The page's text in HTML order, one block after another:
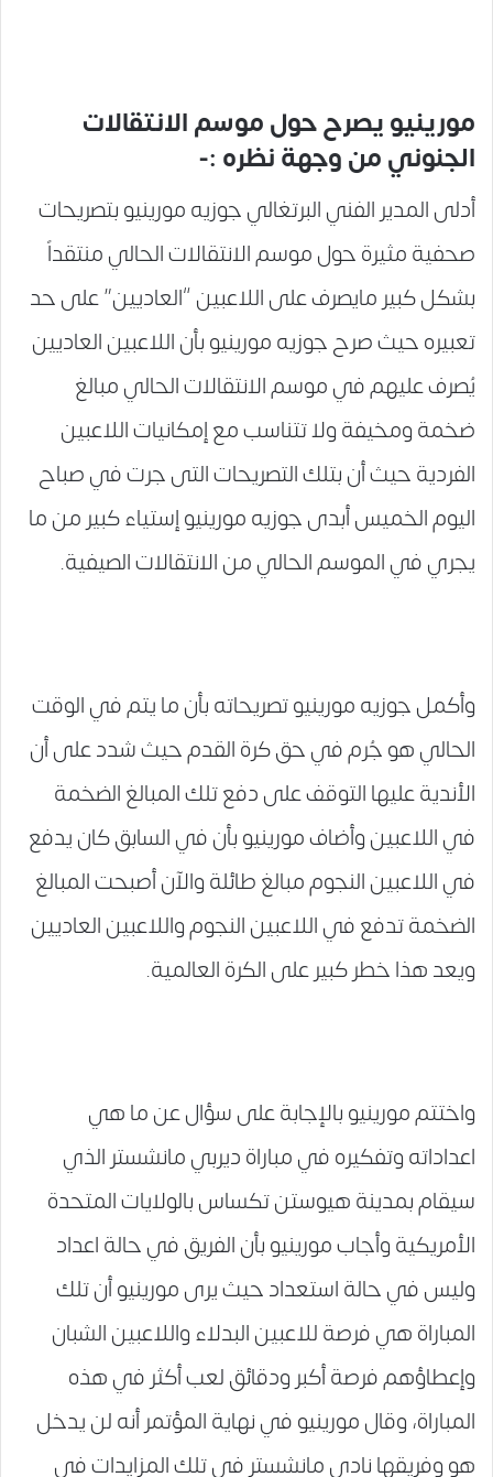
مورينيو يصرح حول موسم الانتقالات
الجنوني من وجهة نظره :-
أدلى المدير الفني البرتغالي جوزيه مورينيو بتصريحات
صحفية مثيرة حول موسم الانتقالات الحالي منتقداً
بشكل كبير مايصرف على اللاعبين “العاديين” على حد
تعبيره حيث صرح جوزيه مورينيو بأن اللاعبين العاديين
يُصرف عليهم في موسم الانتقالات الحالي مبالغ
ضخمة ومخيفة ولا تتناسب مع إمكانيات اللاعبين
الفردية حيث أن بتلك التصريحات التى جرت في صباح
اليوم الخميس أبدى جوزيه مورينيو إستياء كبير من ما
يجري في الموسم الحالي من الانتقالات الصيفية.
وأكمل جوزيه مورينيو تصريحاته بأن ما يتم في الوقت
الحالي هو جُرم في حق كرة القدم حيث شدد على أن
الأندية عليها التوقف على دفع تلك المبالغ الضخمة
في اللاعبين وأضاف مورينيو بأن في السابق كان يدفع
في اللاعبين النجوم مبالغ طائلة والآن أصبحت المبالغ
الضخمة تدفع في اللاعبين النجوم واللاعبين العاديين
ويعد هذا خطر كبير على الكرة العالمية.
واختتم مورينيو بالإجابة على سؤال عن ما هي
اعداداته وتفكيره في مباراة ديربي مانشستر الذي
سيقام بمدينة هيوستن تكساس بالولايات المتحدة
الأمريكية وأجاب مورينيو بأن الفريق في حالة اعداد
وليس في حالة استعداد حيث يرى مورينيو أن تلك
المباراة هي فرصة للاعبين البدلاء واللاعبين الشبان
وإعطاؤهم فرصة أكبر ودقائق لعب أكثر في هذه
المباراة، وقال مورينيو في نهاية المؤتمر أنه لن يدخل
هو وفريقها نادي مانشستر في تلك المزايدات في